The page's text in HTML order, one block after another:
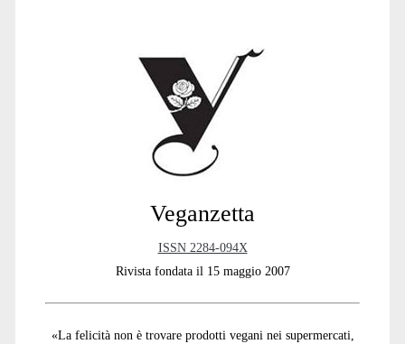
Veganzetta
ISSN 2284-094X
Rivista fondata il 15 maggio 2007
«La felicità non è trovare prodotti vegani nei supermercati,